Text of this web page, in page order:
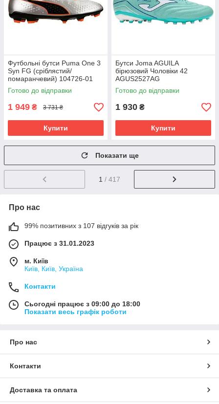
Футбольні бутси Puma One 3
Syn FG (сріблястий/
помаранчевий) 104726-01
Розмір EU: 46
Готово до відправки
1 949 ₴ 3 731 ₴
Купити
Бутси Joma AGUILA
бірюзовий Чоловіки 42
AGUS2527AG
Готово до відправки
1 930 ₴
Купити
Показати ще
1 / 417
Про нас
99% позитивних з 107 відгуків за рік
Працює з 31.01.2023
м. Київ
Київ, Київ, Україна
Контакти
Сьогодні працює з 09:00 до 18:00
Показати весь графік роботи
Про нас
Контакти
Доставка та оплата